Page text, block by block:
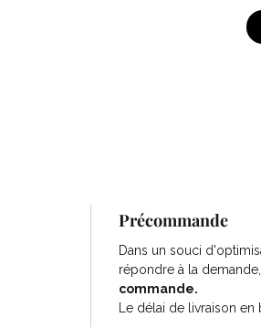
Précommande
Dans un souci
répondre à la
commande.
Le délai de livraison